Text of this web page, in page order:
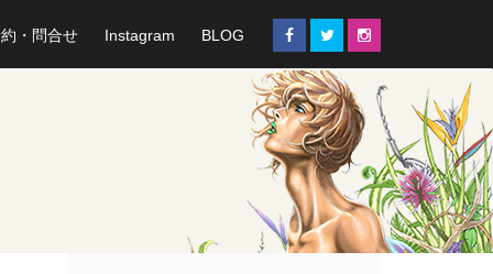
・問合せ Instagram BLOG